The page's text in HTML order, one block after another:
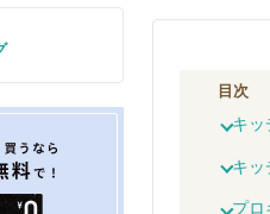
目次
キッ
キッ
プロ